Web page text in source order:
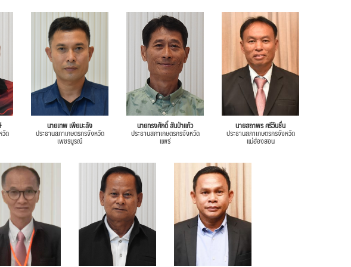
วัด
นายเทพ เพียมะลัง
ประธานสภาเกษตรกรจังหวัด
เพชรบูรณ์
นายทรงศักดิ์ สันป่าแก้ว
ประธานสภาเกษตรกรจังหวัด
แพร่
นายสถาพร ศรีวันชื่น
ประธานสภาเกษตรกรจังหวัด
แม่ฮ่องสอน